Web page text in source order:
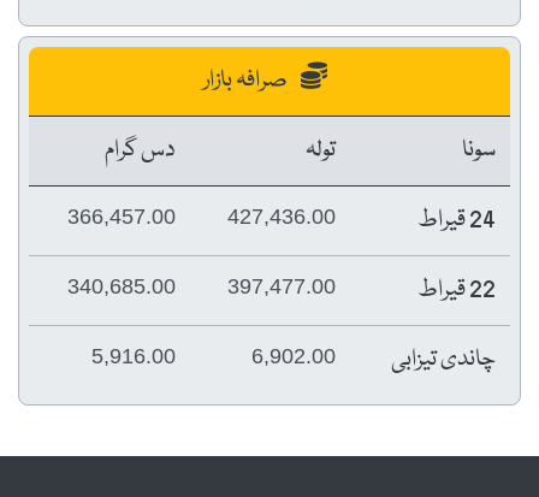
صرافہ بازار
سونا
تولہ
دس گرام
24 قیراط
427,436.00
366,457.00
22 قیراط 397,477.00
340,685.00
چاندی تیزابی 6,902.00
5,916.00